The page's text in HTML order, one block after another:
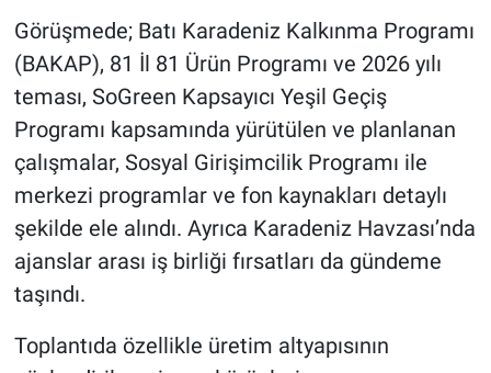
Görüşmede; Batı Karadeniz Kalkınma Programı
(BAKAP), 81 İl 81 Ürün Programı ve 2026 yılı
teması, SoGreen Kapsayıcı Yeşil Geçiş
Programı kapsamında yürütülen ve planlanan
çalışmalar, Sosyal Girişimcilik Programı ile
merkezi programlar ve fon kaynakları detaylı
şekilde ele alındı. Ayrıca Karadeniz Havzası’nda
ajanslar arası iş birliği fırsatları da gündeme
taşındı.
Toplantıda özellikle üretim altyapısının